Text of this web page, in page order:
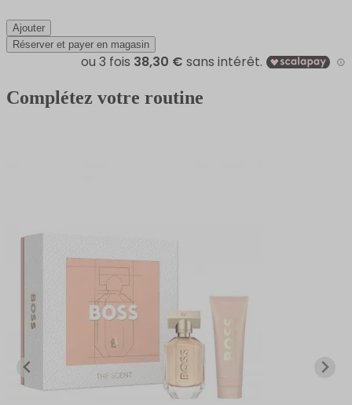
Ajouter
Réserver et payer en magasin
Complétez votre routine